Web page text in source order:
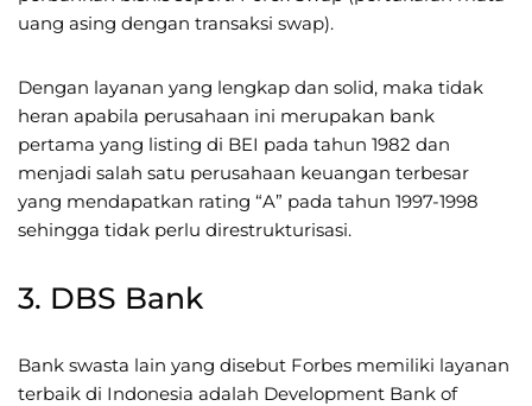
uang asing dengan transaksi swap).
Dengan layanan yang lengkap dan solid, maka tidak
heran apabila perusahaan ini merupakan bank
pertama yang listing di BEI pada tahun 1982 dan
menjadi salah satu perusahaan keuangan terbesar
yang mendapatkan rating “A” pada tahun 1997-1998
sehingga tidak perlu direstrukturisasi.
3. DBS Bank
Bank swasta lain yang disebut Forbes memiliki layanan
terbaik di Indonesia adalah Development Bank of